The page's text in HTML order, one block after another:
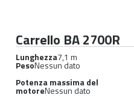
Carrello BA 2700R
Lunghezza7,1 m
PesoNessun dato
Potenza massima del
motoreNessun dato